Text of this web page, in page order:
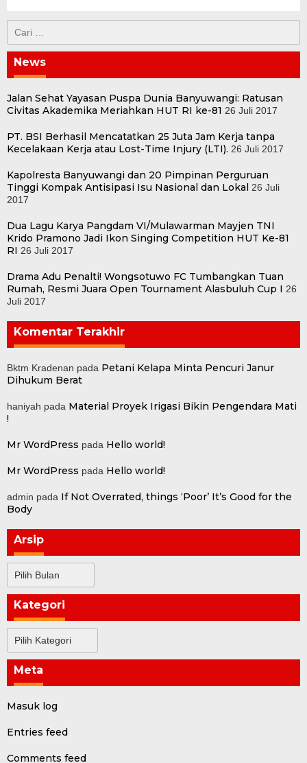
untuk:
News
Jalan Sehat Yayasan Puspa Dunia Banyuwangi: Ratusan
Civitas Akademika Meriahkan HUT RI ke-81 26 Juli 2017
PT. BSI Berhasil Mencatatkan 25 Juta Jam Kerja tanpa
Kecelakaan Kerja atau Lost-Time Injury (LTI). 26 Juli 2017
Kapolresta Banyuwangi dan 20 Pimpinan Perguruan
Tinggi Kompak Antisipasi Isu Nasional dan Lokal 26 Juli
2017
Dua Lagu Karya Pangdam VI/Mulawarman Mayjen TNI
Krido Pramono Jadi Ikon Singing Competition HUT Ke-81
RI 26 Juli 2017
Drama Adu Penalti! Wongsotuwo FC Tumbangkan Tuan
Rumah, Resmi Juara Open Tournament Alasbuluh Cup I 26
Juli 2017
Komentar Terakhir
Bktm Kradenan pada Petani Kelapa Minta Pencuri Janur
Dihukum Berat
haniyah pada Material Proyek Irigasi Bikin Pengendara Mati
!
Mr WordPress pada Hello world!
Mr WordPress pada Hello world!
admin pada If Not Overrated, things ‘Poor’ It’s Good for the
Body
Arsip
Kategori
Meta
Masuk log
Entries feed
Comments feed